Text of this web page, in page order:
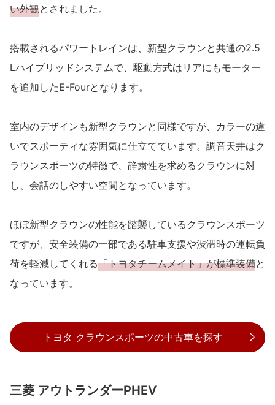
い外観とされました。
搭載されるパワートレインは、新型クラウンと共通の2.5
Lハイブリッドシステムで、駆動方式はリアにもモーター
を追加したE-Fourとなります。
室内のデザインも新型クラウンと同様ですが、カラーの違
いでスポーティな雰囲気に仕立てています。調音天井はク
ラウンスポーツの特徴で、静粛性を求めるクラウンに対
し、会話のしやすい空間となっています。
ほぼ新型クラウンの性能を踏襲しているクラウンスポーツ
ですが、安全装備の一部である駐車支援や渋滞時の運転負
荷を軽減してくれる「トヨタチームメイト」が標準装備と
なっています。
トヨタ クラウンスポーツの中古車を探す
三菱 アウトランダーPHEV